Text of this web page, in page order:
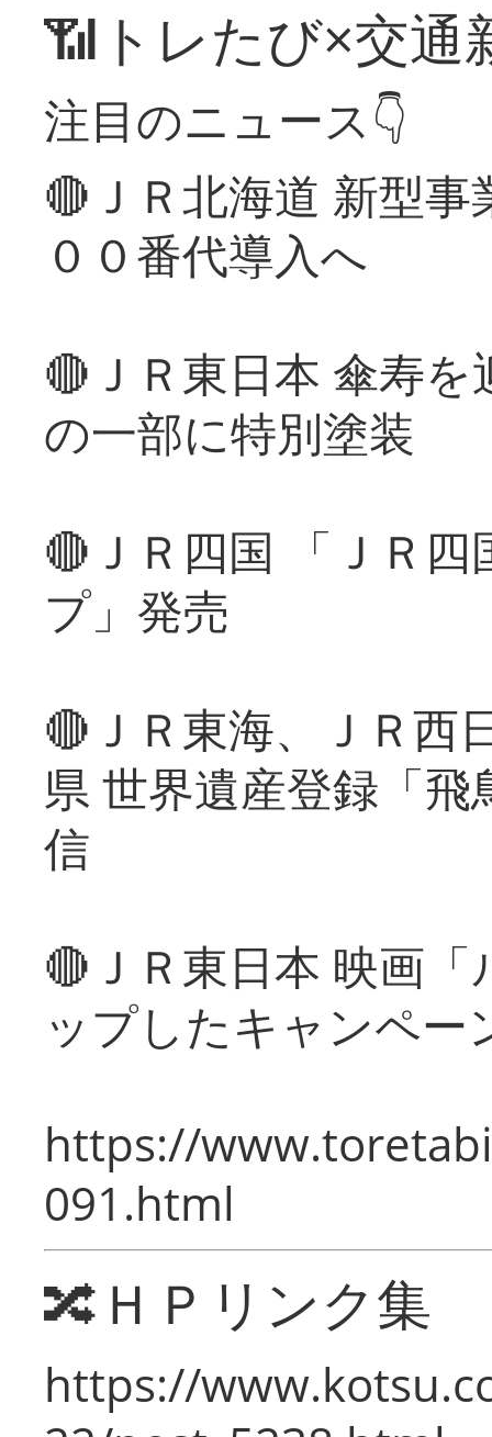
📶トレたび×交通
注目のニュース👇
🔴ＪＲ北海道 新型
００番代導入へ
🔴ＪＲ東日本 傘寿
の一部に特別塗装
🔴ＪＲ四国 「ＪＲ
プ」発売
🔴ＪＲ東海、ＪＲ西
県 世界遺産登録「
信
🔴ＪＲ東日本 映画
ップしたキャンペー
https://
091.html
🔀ＨＰリンク集
https://